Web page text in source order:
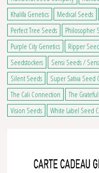
Khalifa Genetics
Medical Seeds
Perfect Tree Seeds
Philosopher
Purple City Genetics
Ripper
Seedstockers
Sensi Seeds /
Silent Seeds
Super Sativa Seed
The Cali Connection
The
Vision Seeds
White Label Seed